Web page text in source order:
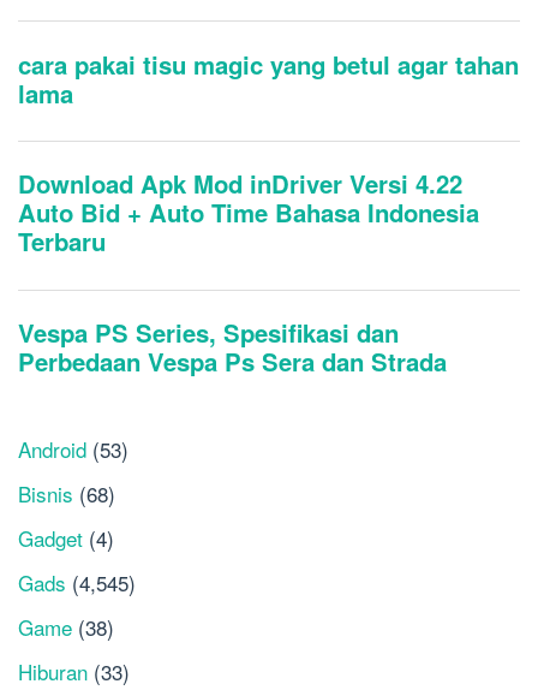
Android (53)
Bisnis (68)
Gadget (4)
Gads (4,545)
Game (38)
Hiburan (33)